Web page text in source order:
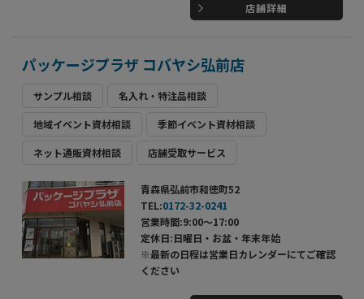
店舗詳細
パッケージプラザ コバヤシ弘前店
サンプル相談 名入れ・特注品相談
地域イベント資材相談 季節イベント資材相談
ネット通販資材相談 店舗受取サービス
青森県弘前市和徳町52
TEL:0172-32-0241
営業時間:9:00～17:00
定休日:日曜日・お盆・年末年始
※最新の日程は営業日カレンダーにてご確認
ください